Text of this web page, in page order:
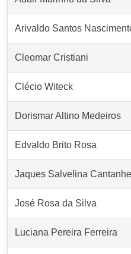
Arivaldo Santos
Cleomar Cristiani
Clécio Witeck
Dorismar Altino Medeiros
Edvaldo Brito Rosa
Jaques Salvelina
José Rosa da Silva
Luciana Pereira Ferreira